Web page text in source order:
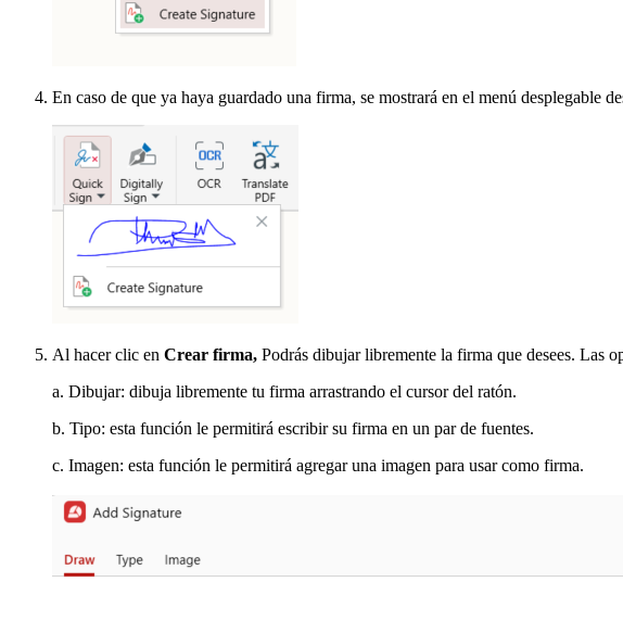
En caso de que ya haya guardado una firma, se mostrará en el menú desplegable
Al hacer clic en Crear firma, Podrás dibujar libremente la firma que desees. Las
a. Dibujar: dibuja libremente tu firma arrastrando el cursor del ratón.
b. Tipo: esta función le permitirá escribir su firma en un par de fuentes.
c. Imagen: esta función le permitirá agregar una imagen para usar como firma.